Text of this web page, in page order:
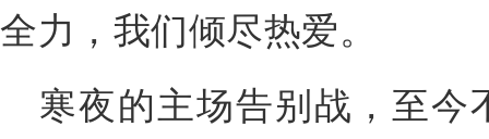
全力，我们倾尽热爱。
寒夜的主场告别战，至今